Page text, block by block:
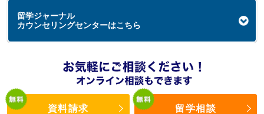
留学ジャーナル
カウンセリングセンターはこちら
資料請求 留学相談